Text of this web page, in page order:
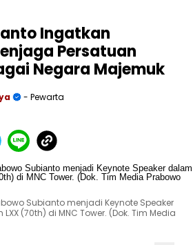
Ingatkan
Persatuan
Negara Majemuk
- Pewarta
Subianto menjadi Keynote Speaker
(70th) di MNC Tower. (Dok. Tim Media